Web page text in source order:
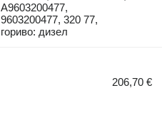
A9603200477,
9603200477, 320 77,
гориво: дизел
206,70 €